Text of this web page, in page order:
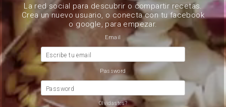
La red social para descubrir o compartir recetas.
Crea un nuevo usuario, o conecta con tu facebook
o google, para empezar.
Email
Escribe tu email
Password
Password
Olvidastes?